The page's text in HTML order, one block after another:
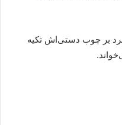
بر چوب دستی‌اش تکیه